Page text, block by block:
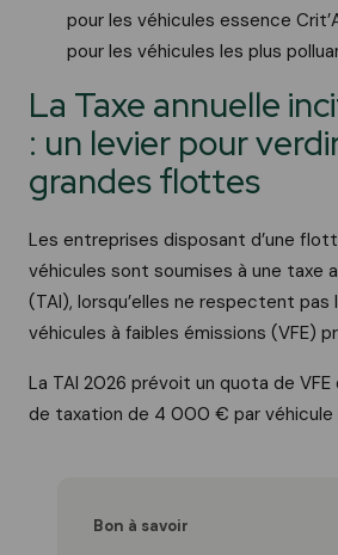
pour les véhicules essence
pour les véhicules les plus
La Taxe annuelle
: un levier pour
grandes flottes
Les entreprises disposant d’une
véhicules sont soumises à une taxe
(TAI), lorsqu’elles ne respectent pas
véhicules à faibles émissions (VFE)
La TAI 2026 prévoit un quota de VFE
de taxation de 4 000 € par véhicule
Bon à savoir